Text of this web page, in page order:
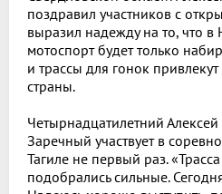
поздравил участников с
выразил надежду на то, что
мотоспорт будет только
и трассы для гонок
страны.
Четырнадцатилетний
Заречный участвует в
Тагиле не первый раз.
подобрались сильные.